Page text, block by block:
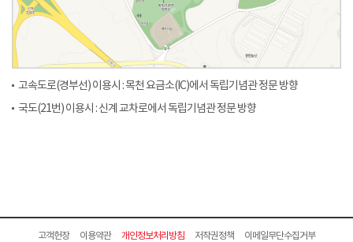
고속도로(경부선) 이용시 : 목천 요금소(IC)에서 독립기념관 정문 방향
국도(21번) 이용시 : 신계 교차로에서 독립기념관 정문 방향
고객헌장 이용약관 개인정보처리방침 저작권정책
이메일무단수집거부